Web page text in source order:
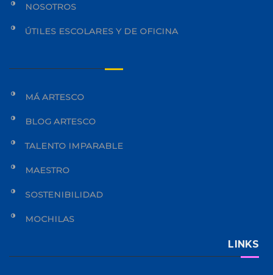
NOSOTROS
ÚTILES ESCOLARES Y DE OFICINA
MÁ ARTESCO
BLOG ARTESCO
TALENTO IMPARABLE
MAESTRO
SOSTENIBILIDAD
MOCHILAS
LINKS